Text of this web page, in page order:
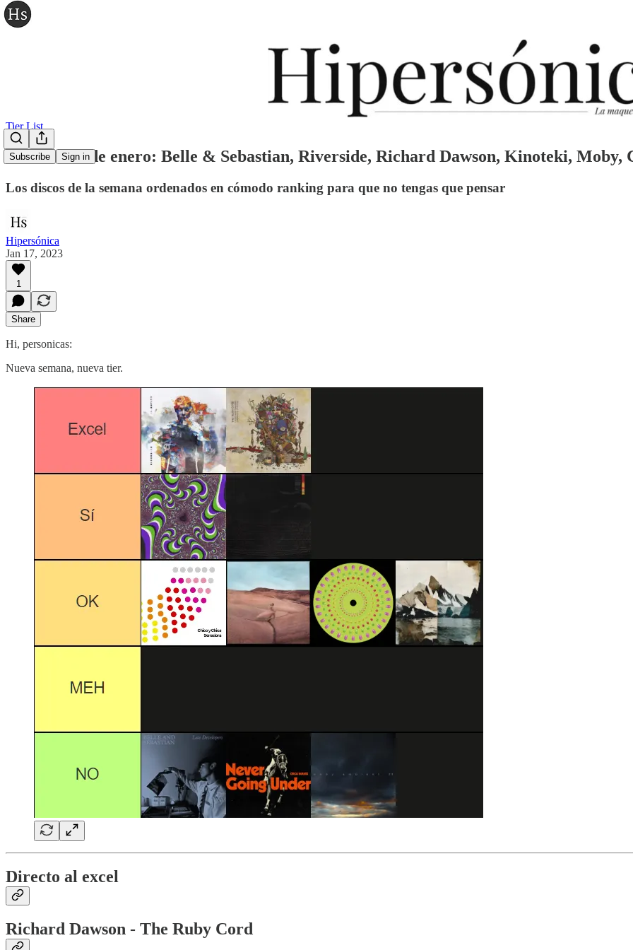
Subscribe Sign in
Tier List
Tier list 17 de enero: Belle & Sebastian, Riverside, Richard Dawson, Kinoteki, Moby,
Los discos de la semana ordenados en cómodo ranking para que no tengas que pensar
Hipersónica
Jan 17, 2023
1
Share
Hi, personicas:
Nueva semana, nueva tier.
Directo al excel
Richard Dawson - The Ruby Cord